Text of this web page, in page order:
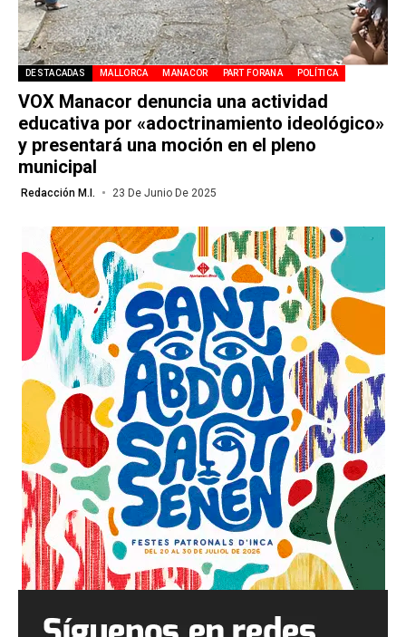
DESTACADAS MALLORCA MANACOR PART FORANA POLÍTICA
VOX Manacor denuncia una actividad
educativa por «adoctrinamiento ideológico»
y presentará una moción en el pleno
municipal
Redacción M.I. 23 De Junio De 2025